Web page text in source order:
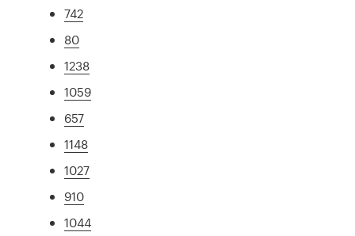
742
80
1238
1059
657
1148
1027
910
1044